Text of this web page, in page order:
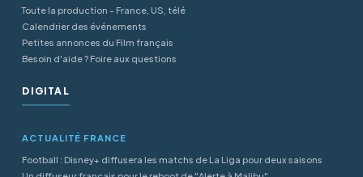
Toute la production - France, US, télé
Calendrier des événements
Petites annonces du Film français
Besoin d'aide ? Foire aux questions
DIGITAL
ACTUALITÉ FRANCE
Football : Disney+ diffusera les matchs de La Liga pour deux saisons